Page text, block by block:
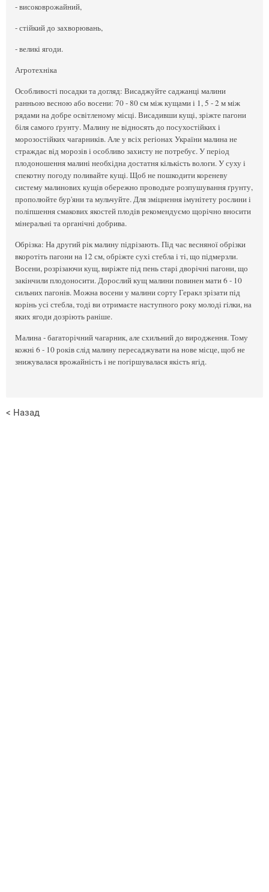
- високоврожайний,
- стійкий до захворювань,
- великі ягоди.
Агротехніка
Особливості посадки та догляд: Висаджуйте саджанці малини
ранньою весною або восени: 70 - 80 см між кущами і 1, 5 - 2 м між
рядами на добре освітленому місці. Висадивши кущі, зріжте пагони
біля самого ґрунту. Малину не відносять до посухостійких і
морозостійких чагарників. Але у всіх регіонах України малина не
страждає від морозів і особливо захисту не потребує. У період
плодоношення малині необхідна достатня кількість вологи. У суху і
спекотну погоду поливайте кущі. Щоб не пошкодити кореневу
систему малинових кущів обережно проводьте розпушування ґрунту,
прополюйте бур'яни та мульчуйте. Для зміцнення імунітету рослини і
поліпшення смакових якостей плодів рекомендуємо щорічно вносити
мінеральні та органічні добрива.
Обрізка: На другий рік малину підрізають. Під час весняної обрізки
вкоротіть пагони на 12 см, обріжте сухі стебла і ті, що підмерзли.
Восени, розрізаючи кущ, виріжте під пень старі дворічні пагони, що
закінчили плодоносити. Дорослий кущ малини повинен мати 6 - 10
сильних пагонів. Можна восени у малини сорту Геракл зрізати під
корінь усі стебла, тоді ви отримаєте наступного року молоді гілки, на
яких ягоди дозріють раніше.
Малина - багаторічний чагарник, але схильний до виродження. Тому
кожні 6 - 10 років слід малину пересаджувати на нове місце, щоб не
знижувалася врожайність і не погіршувалася якість ягід.
< Назад